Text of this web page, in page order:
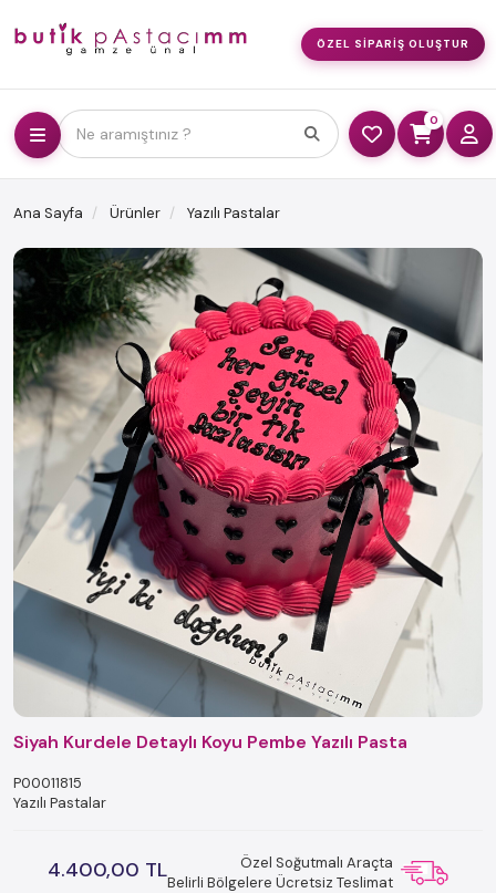
ÖZEL SIPARIŞ OLUŞTUR
Ne aramıştınız ?
0
Ana Sayfa Ürünler Yazılı Pastalar
Siyah Kurdele Detaylı Koyu Pembe Yazılı Pasta
P00011815
Yazılı Pastalar
4.400,00 TL
Özel Soğutmalı Araçta
Belirli Bölgelere Ücretsiz Teslimat